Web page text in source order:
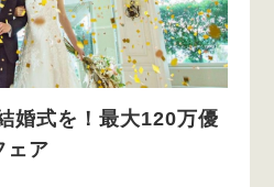
婚式を！最大120万優
ェア